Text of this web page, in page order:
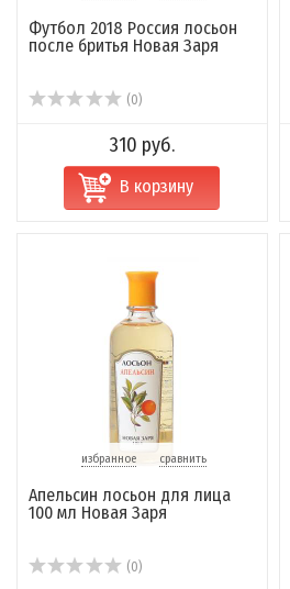
Футбол 2018 Россия лосьон
после бритья Новая Заря
(0)
310 руб.
В корзину
избранное сравнить
Апельсин лосьон для лица
100 мл Новая Заря
(0)